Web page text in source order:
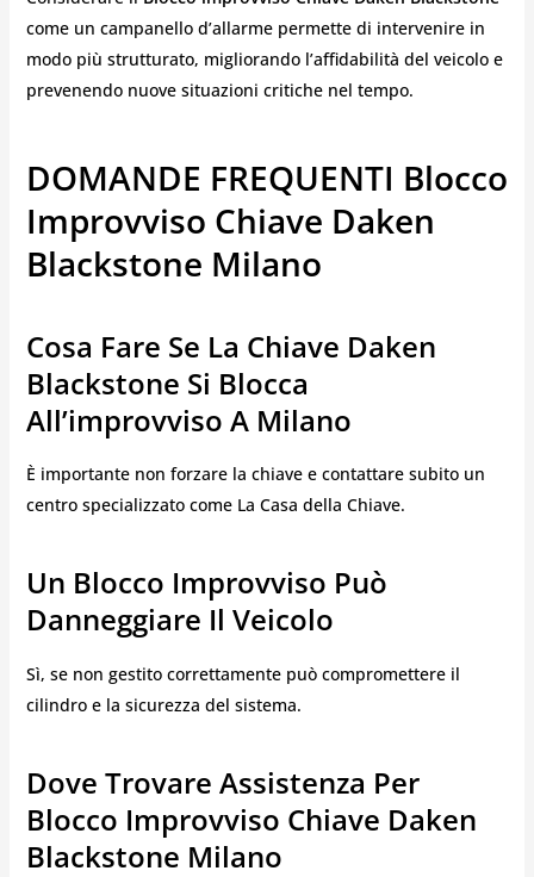
come un campanello d’allarme permette di intervenire in
modo più strutturato, migliorando l’affidabilità del veicolo e
prevenendo nuove situazioni critiche nel tempo.
DOMANDE FREQUENTI Blocco
Improvviso Chiave Daken
Blackstone Milano
Cosa Fare Se La Chiave Daken
Blackstone Si Blocca
All’improvviso A Milano
È importante non forzare la chiave e contattare subito un
centro specializzato come La Casa della Chiave.
Un Blocco Improvviso Può
Danneggiare Il Veicolo
Sì, se non gestito correttamente può compromettere il
cilindro e la sicurezza del sistema.
Dove Trovare Assistenza Per
Blocco Improvviso Chiave Daken
Blackstone Milano